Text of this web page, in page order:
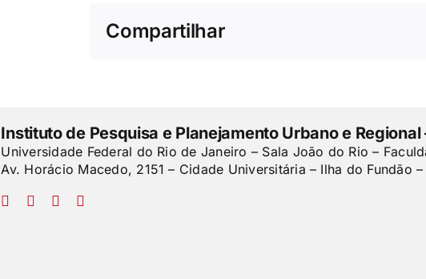
Compartilhar
Instituto de Pesquisa e Planejamento Urbano e Regional
Universidade Federal do Rio de Janeiro – Sala João do Rio –
Av. Horácio Macedo, 2151 – Cidade Universitária – Ilha do Fundão